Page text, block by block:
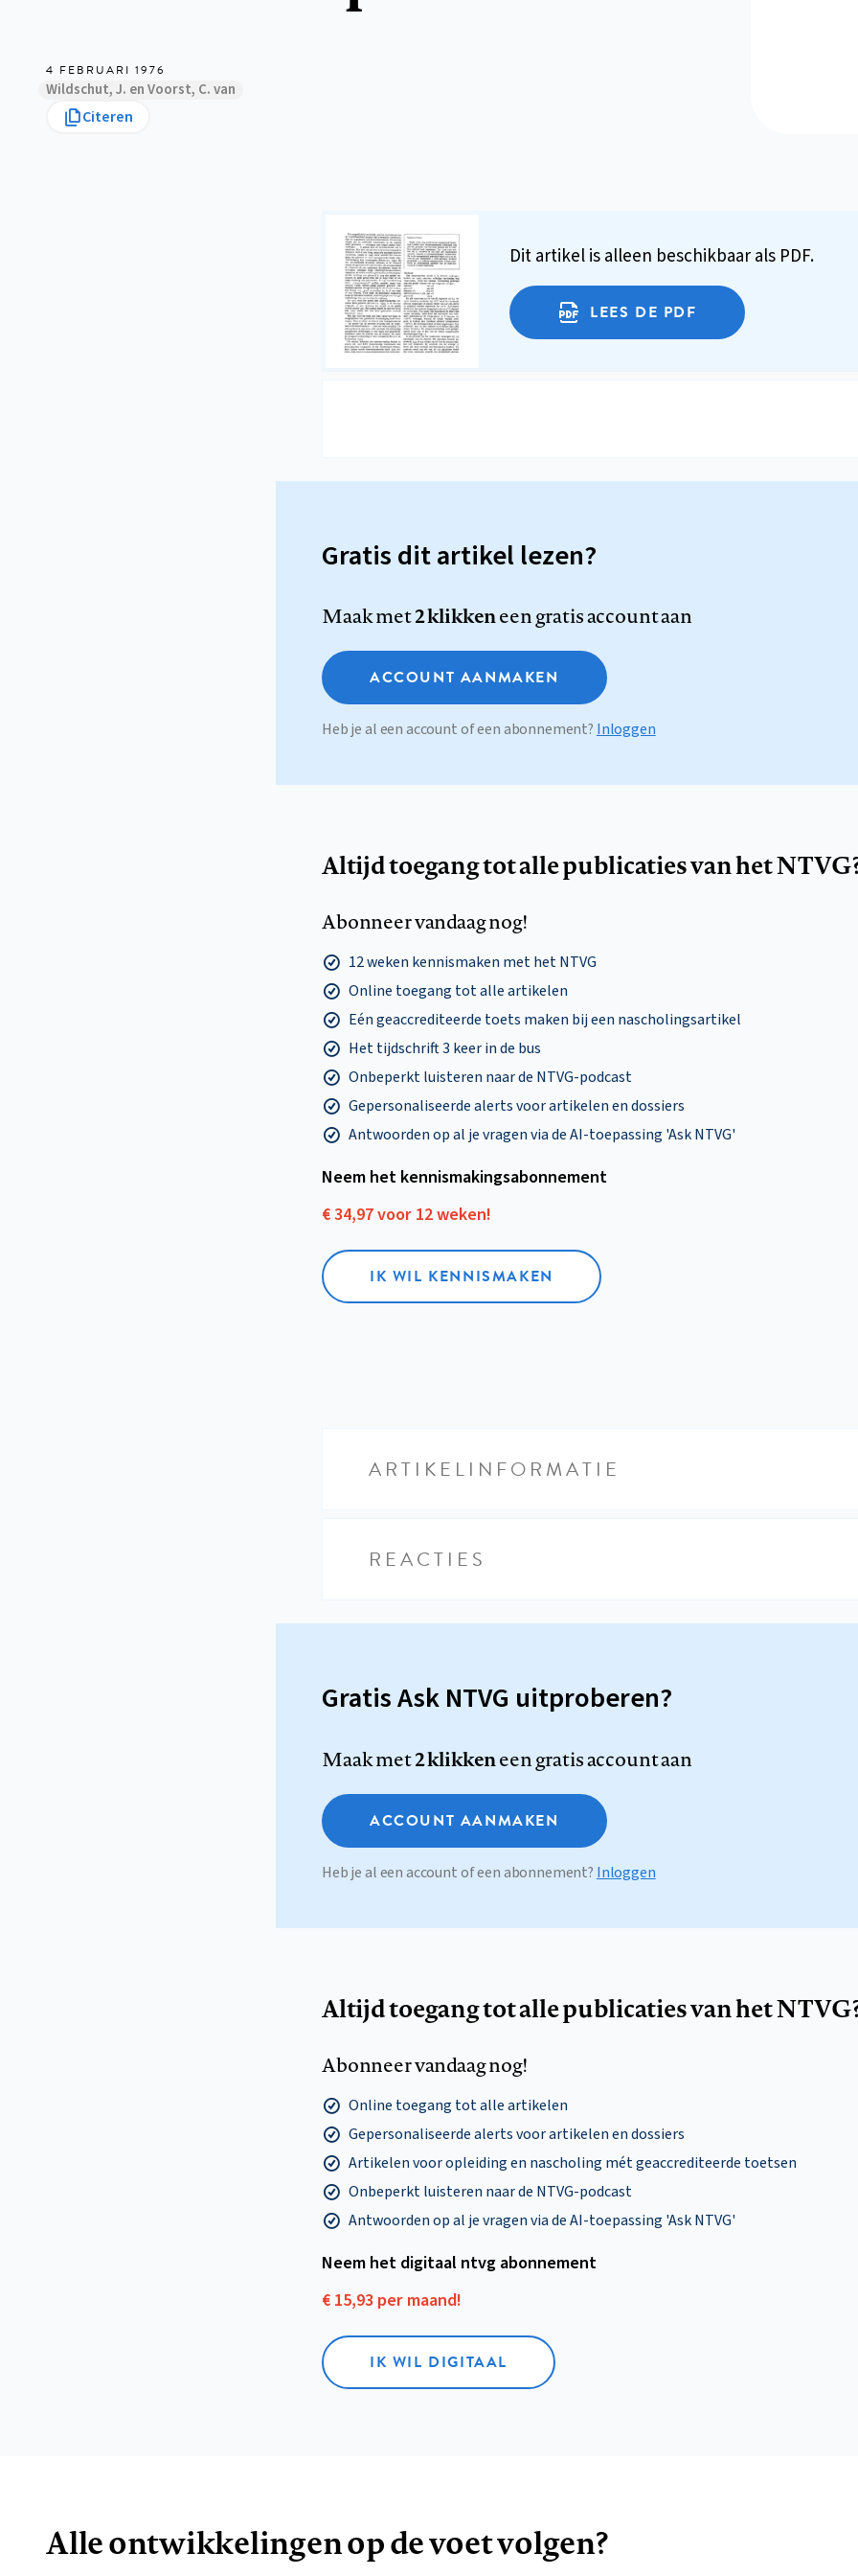
4 FEBRUARI 1976
Wildschut, J. en Voorst, C. van
Citeren
Dit artikel is alleen beschikbaar als PDF.
LEES DE PDF
Gratis dit artikel lezen?
Maak met2 klikkeneen gratis account aan
ACCOUNT AANMAKEN
Heb je al een account of een abonnement? Inloggen
Altijd toegang tot alle publicaties van het
Abonneer vandaag nog!
12 weken kennismaken met het NTVG
Online toegang tot alle artikelen
Eén geaccrediteerde toets maken bij een nascholingsartikel
Het tijdschrift 3 keer in de bus
Onbeperkt luisteren naar de NTVG-podcast
Gepersonaliseerde alerts voor artikelen en dossiers
Antwoorden op al je vragen via de AI-toepassing 'Ask NTVG'
Neem het kennismakings­abonnement
€ 34,97 voor 12 weken!
IK WIL KENNISMAKEN
ARTIKELINFORMATIE
REACTIES
Gratis Ask NTVG uitproberen?
Maak met2 klikkeneen gratis account aan
ACCOUNT AANMAKEN
Heb je al een account of een abonnement? Inloggen
Altijd toegang tot alle publicaties van het
Abonneer vandaag nog!
Online toegang tot alle artikelen
Gepersonaliseerde alerts voor artikelen en dossiers
Artikelen voor opleiding en nascholing mét geaccrediteerde toetsen
Onbeperkt luisteren naar de NTVG-podcast
Antwoorden op al je vragen via de AI-toepassing 'Ask NTVG'
Neem het digitaal ntvg abonnement
€ 15,93 per maand!
IK WIL DIGITAAL
Alle ontwikkelingen op de voet volgen?